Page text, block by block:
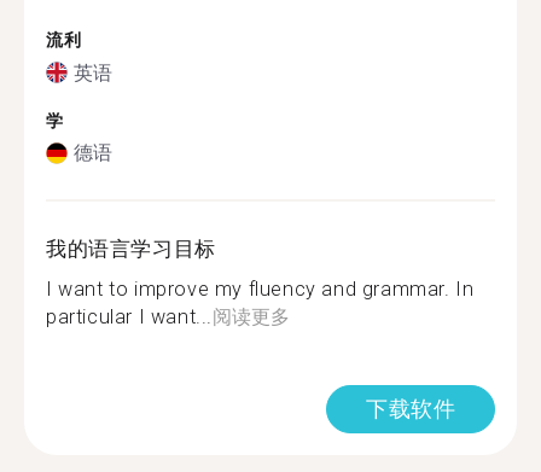
流利
英语
学
德语
我的语言学习目标
I want to improve my fluency and grammar. In
particular I want...阅读更多
下载软件